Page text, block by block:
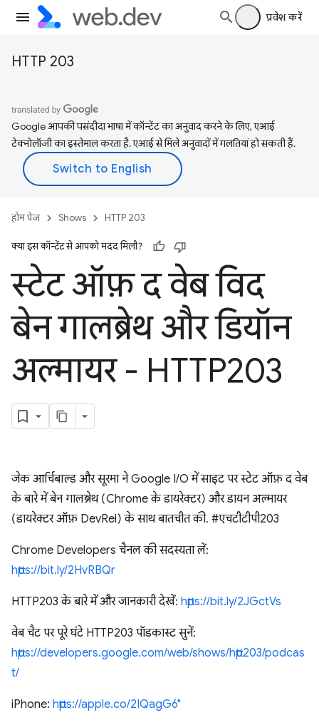
प्रवेश करें
HTTP 203
Google आपकी पसंदीदा भाषा में कॉन्टेंट का अनुवाद करने के लिए, एआई
टेक्नोलॉजी का इस्तेमाल करता है. एआई से मिले अनुवादों में गलतियां हो सकती हैं.
होम पेज Shows HTTP 203
क्या इस कॉन्टेंट से आपको मदद मिली?
स्टेट ऑफ़ द वेब विद
बेन गालब्रेथ और डियॉन
अल्मायर - HTTP203
जेक आर्चिबाल्ड और सूरमा ने Google I/O में साइट पर स्टेट ऑफ़ द वेब
के बारे में बेन गालब्रेथ (Chrome के डायरेक्टर) और डायन अल्मायर
(डायरेक्टर ऑफ़ DevRel) के साथ बातचीत की. #एचटीटीपी203
Chrome Developers चैनल की सदस्यता लें:
https://bit.ly/2HvRBQr
HTTP203 के बारे में और जानकारी देखें: https://bit.ly/2JGctVs
वेब चैट पर पूरे घंटे HTTP203 पॉडकास्ट सुनें:
https://developers.google.com/web/shows/http203/podcas
t/
iPhone: https://apple.co/2IQagG6"